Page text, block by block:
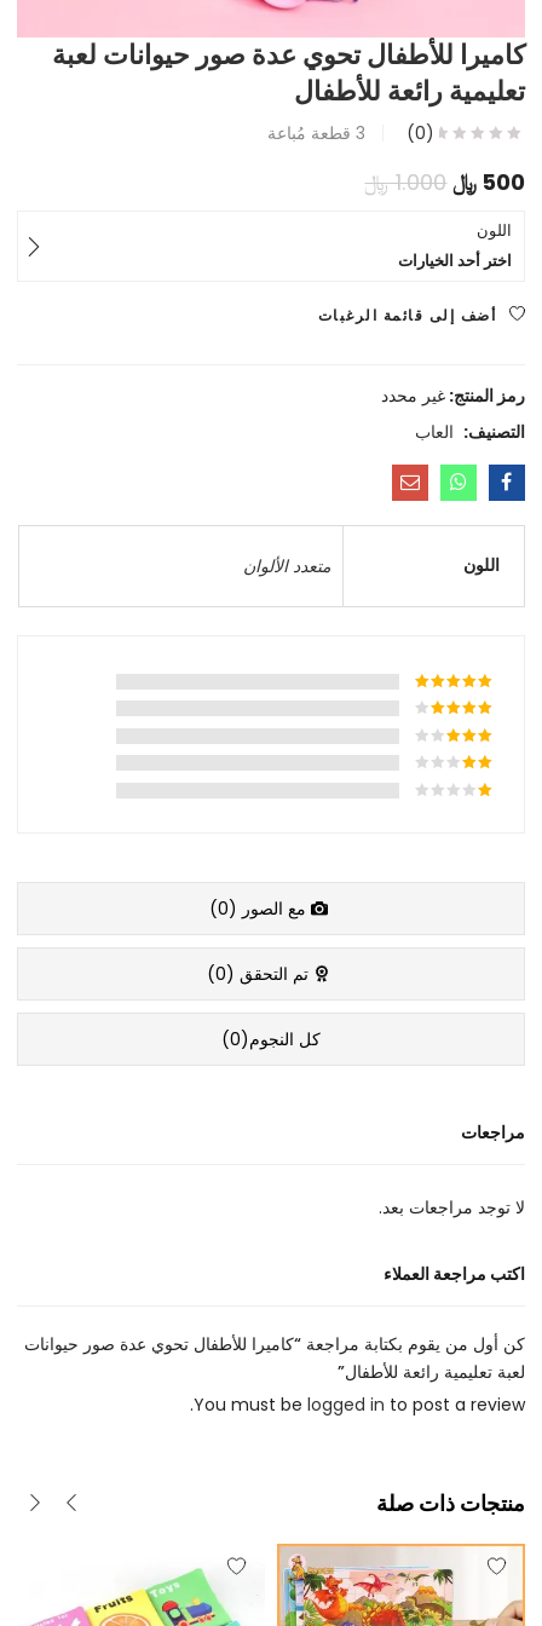
كاميرا للأطفال تحوي عدة صور حيوانات لعبة
تعليمية رائعة للأطفال
(0)
3 قطعة مُباعة
500 ﷼السعر
هو:
500 ﷼.
1.000 ﷼السعر
1.000 ﷼.
اللون
اختر أحد الخيارات
أضف إلى قائمة الرغبات
رمز المنتج:غير محدد
التصنيف: العاب
اللون متعدد الألوان
مع الصور (0
)
تم التحقق (0
)
كل النجوم(0
)
مراجعات
لا توجد مراجعات بعد.
اكتب مراجعة العملاء
كن أول من يقوم بكتابة مراجعة “كاميرا للأطفال تحوي عدة صور حيوانات
لعبة تعليمية رائعة للأطفال”
You must be logged in to post a review.
منتجات ذات صلة